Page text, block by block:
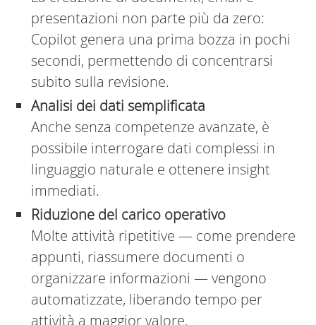
presentazioni non parte più da zero:
Copilot genera una prima bozza in pochi
secondi, permettendo di concentrarsi
subito sulla revisione.
Analisi dei dati semplificata
Anche senza competenze avanzate, è
possibile interrogare dati complessi in
linguaggio naturale e ottenere insight
immediati.
Riduzione del carico operativo
Molte attività ripetitive — come prendere
appunti, riassumere documenti o
organizzare informazioni — vengono
automatizzate, liberando tempo per
attività a maggior valore.